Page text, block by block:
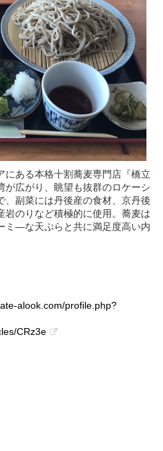
にある本格十割蕎麦専門店『橋立
が広がり、眺望も抜群のロケーシ
、副菜には丹後産の食材、京丹後
岩のりなど積極的に使用。蕎麦は
ミ―な天ぷらと共に満足度高い内
alook.com/profile.php?
CRz3e